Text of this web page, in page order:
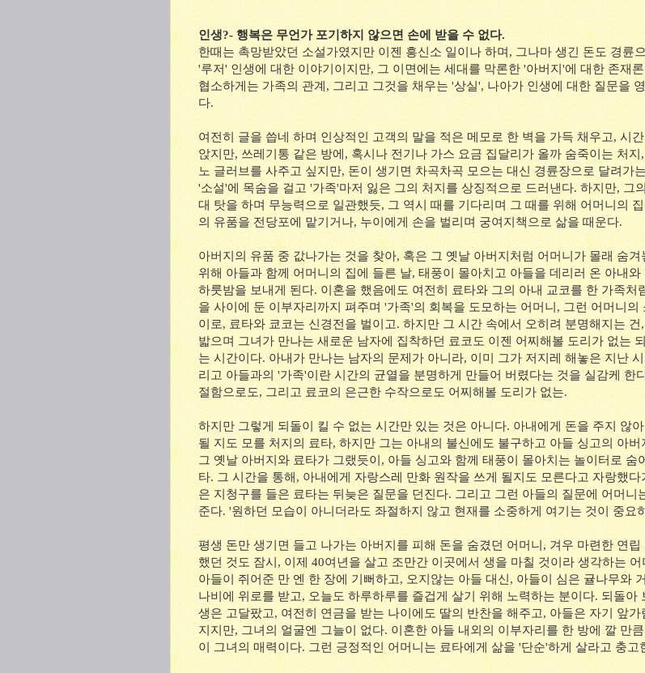
인생?- 행복은 무언가 포기하지 않으면 손에 받을 수 없다.
한때는 촉망받았던 소설가였지만 이젠 흥신소 일이나 하며, 그나마 생긴 돈도 경륜
'루저' 인생에 대한 이야기이지만, 그 이면에는 세대를 막론한 '아버지'에 대한 존재
협소하게는 가족의 관계, 그리고 그것을 채우는 '상실', 나아가 인생에 대한 질문을
다.
여전히 글을 씁네 하며 인상적인 고객의 말을 적은 메모로 한 벽을 가득 채우고, 시
앉지만, 쓰레기통 같은 방에, 혹시나 전기나 가스 요금 집달리가 올까 숨죽이는 처지
노 글러브를 사주고 싶지만, 돈이 생기면 차곡차곡 모으는 대신 경륜장으로 달려가
'소설'에 목숨을 걸고 '가족'마저 잃은 그의 처지를 상징적으로 드러낸다. 하지만, 그
대 탓을 하며 무능력으로 일관했듯, 그 역시 때를 기다리며 그 때를 위해 어머니의
의 유품을 전당포에 맡기거나, 누이에게 손을 벌리며 궁여지책으로 삶을 때운다.
아버지의 유품 중 값나가는 것을 찾아, 혹은 그 옛날 아버지처럼 어머니가 몰래 숨겨
위해 아들과 함께 어머니의 집에 들른 날, 태풍이 몰아치고 아들을 데리러 온 아내와
하룻밤을 보내게 된다. 이혼을 했음에도 여전히 료타와 그의 아내 교코를 한 가족처
을 사이에 둔 이부자리까지 펴주며 '가족'의 회복을 도모하는 어머니, 그런 어머니의
이로, 료타와 쿄코는 신경전을 벌이고. 하지만 그 시간 속에서 오히려 분명해지는 건
밟으며 그녀가 만나는 새로운 남자에 집착하던 료코도 이젠 어찌해볼 도리가 없는
는 시간이다. 아내가 만나는 남자의 문제가 아니라, 이미 그가 저지레 해놓은 지난
리고 아들과의 '가족'이란 시간의 균열을 분명하게 만들어 버렸다는 것을 실감케 한
절함으로도, 그리고 료코의 은근한 수작으로도 어찌해볼 도리가 없는.
하지만 그렇게 되돌이 킬 수 없는 시간만 있는 것은 아니다. 아내에게 돈을 주지 않
될 지도 모를 처지의 료타, 하지만 그는 아내의 불신에도 불구하고 아들 싱고의 아버
그 옛날 아버지와 료타가 그랬듯이, 아들 싱고와 함께 태풍이 몰아치는 놀이터로 숨
타. 그 시간을 통해, 아내에게 자랑스레 만화 원작을 쓰게 될지도 모른다고 자랑했다
은 지청구를 들은 료타는 뒤늦은 질문을 던진다. 그리고 그런 아들의 질문에 어머니
준다. '원하던 모습이 아니더라도 좌절하지 않고 현재를 소중하게 여기는 것이 중요
평생 돈만 생기면 들고 나가는 아버지를 피해 돈을 숨겼던 어머니, 겨우 마련한 연립
했던 것도 잠시, 이제 40여년을 살고 조만간 이곳에서 생을 마칠 것이라 생각하는
아들이 쥐어준 만 엔 한 장에 기뻐하고, 오지않는 아들 대신, 아들이 심은 귤나무와
나비에 위로를 받고, 오늘도 하루하루를 즐겁게 살기 위해 노력하는 분이다. 되돌아
생은 고달팠고, 여전히 연금을 받는 나이에도 딸의 반찬을 해주고, 아들은 자기 앞가
지지만, 그녀의 얼굴엔 그늘이 없다. 이혼한 아들 내외의 이부자리를 한 방에 깔 만
이 그녀의 매력이다. 그런 긍정적인 어머니는 료타에게 삶을 '단순'하게 살라고 충고